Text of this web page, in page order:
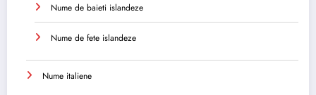
Nume de baieti islandeze
Nume de fete islandeze
Nume italiene